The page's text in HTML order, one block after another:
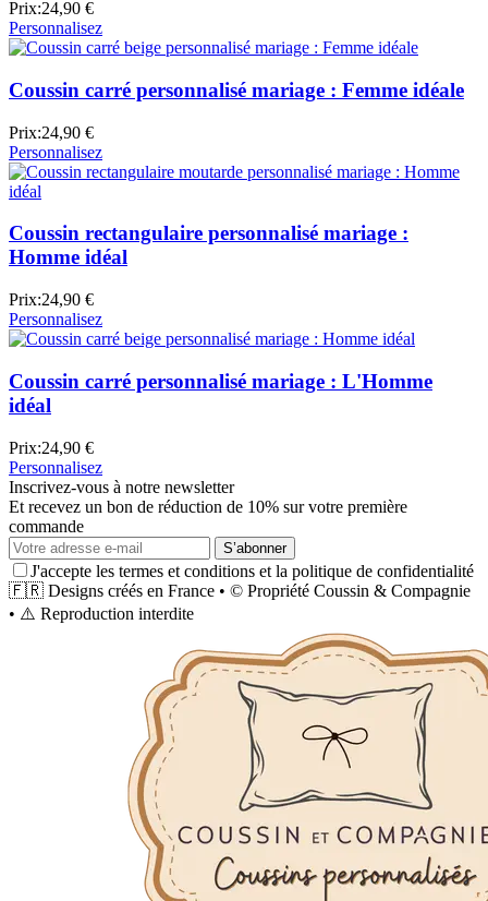
Prix:24,90 €
Personnalisez
Coussin carré personnalisé mariage : Femme idéale
Prix:24,90 €
Personnalisez
Coussin rectangulaire personnalisé mariage :
Homme idéal
Prix:24,90 €
Personnalisez
Coussin carré personnalisé mariage : L'Homme
idéal
Prix:24,90 €
Personnalisez
Inscrivez-vous à notre newsletter
Et recevez un bon de réduction de 10% sur votre première
commande
S’abonner
J'accepte les termes et conditions et la politique de confidentialité
🇫🇷 Designs créés en France • © Propriété Coussin & Compagnie
• ⚠️ Reproduction interdite